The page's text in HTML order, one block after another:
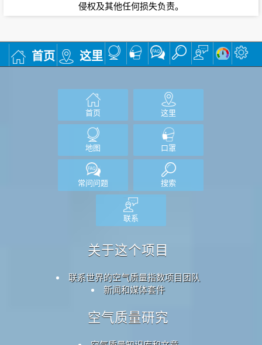
侵权及其他任何损失负责。
首页 这里
首页 这里
地图 口罩
常问问题 搜索
联系
关于这个项目
联系世界的空气质量指数项目团队
新闻和媒体套件
空气质量研究